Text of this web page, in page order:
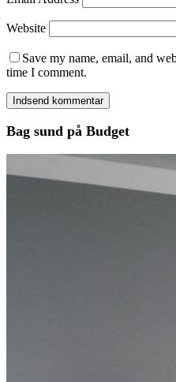
Website
Save my name, email, and
time I comment.
Bag sund på Budget